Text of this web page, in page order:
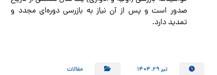
صدور است و پس از آن نیاز به بازرسی دوره‌ای مجدد و
تمدید دارد.
تیر ۲۹, ۱۴۰۴ مقالات